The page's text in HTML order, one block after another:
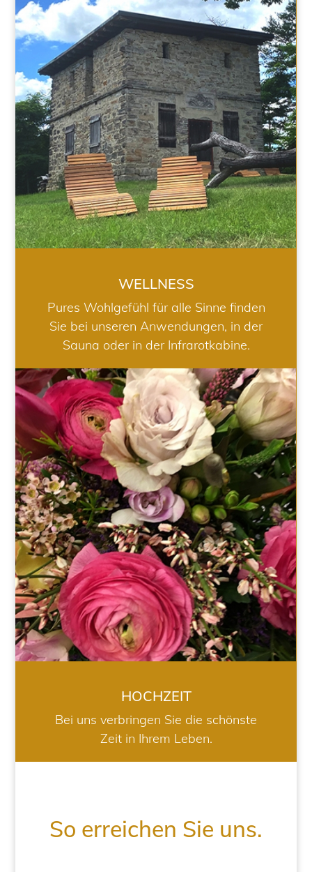
WELLNESS
WELLNESS
Pures Wohlgefühl für alle Sinne finden
Sie bei unseren Anwendungen, in der
Sauna oder in der Infrarotkabine.
HOCHZEIT
HOCHZEIT
Bei uns verbringen Sie die schönste
Zeit in Ihrem Leben.
So erreichen Sie uns.